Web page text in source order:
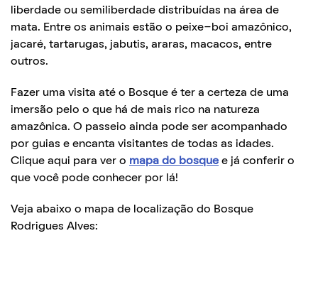
liberdade ou semiliberdade distribuídas na área de
mata. Entre os animais estão o peixe-boi amazônico,
jacaré, tartarugas, jabutis, araras, macacos, entre
outros.
Fazer uma visita até o Bosque é ter a certeza de uma
imersão pelo o que há de mais rico na natureza
amazônica. O passeio ainda pode ser acompanhado
por guias e encanta visitantes de todas as idades.
Clique aqui para ver o mapa do bosque e já conferir o
que você pode conhecer por lá!
Veja abaixo o mapa de localização do Bosque
Rodrigues Alves: